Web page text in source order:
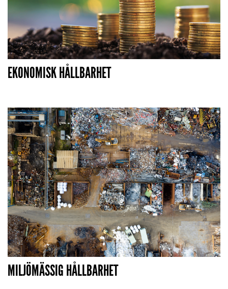
EKONOMISK HÅLLBARHET
MILJÖMÄSSIG HÅLLBARHET